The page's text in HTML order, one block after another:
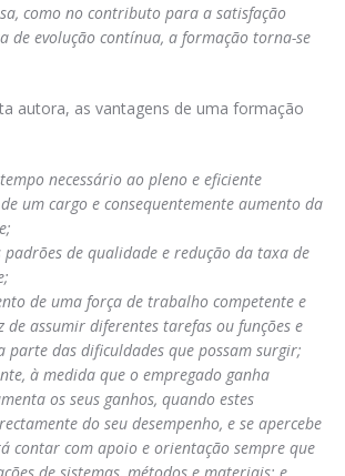
como no contributo para a satisfação
de evolução contínua, a formação torna-se
autora, as vantagens de uma formação
necessário ao pleno e eficiente
um cargo e consequentemente aumento da
de qualidade e redução da taxa de
de uma força de trabalho competente e
de assumir diferentes tarefas ou funções e
parte das dificuldades que possam surgir;
à medida que o empregado ganha
os seus ganhos, quando estes
do seu desempenho, e se apercebe
contar com apoio e orientação sempre que